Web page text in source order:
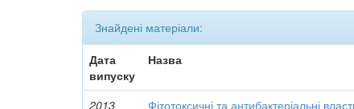
Знайдені матеріали:
Дата
випуску
Назва
2013 Фітотоксичні та антибактеріальні